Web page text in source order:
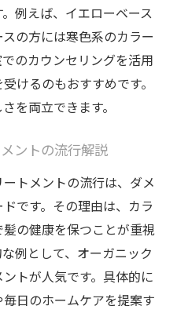
例えば、イエローベース
の方には寒色系のカラー
のカウンセリングを活用
けるのもおすすめです。
を両立できます。
ントの流行解説
トメントの流行は、ダメ
です。その理由は、カラ
の健康を保つことが重視
例として、オーガニック
トが人気です。具体的に
日のホームケアを提案す